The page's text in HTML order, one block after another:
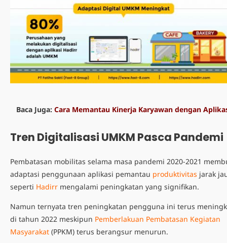
Baca Juga: Cara Memantau Kinerja Karyawan dengan
Tren Digitalisasi UMKM Pasca Pandemi
Pembatasan mobilitas selama masa pandemi 2020-2021
adaptasi penggunaan aplikasi pemantau produktivitas jarak
seperti Hadirr mengalami peningkatan yang signifikan.
Namun ternyata tren peningkatan pengguna ini terus
di tahun 2022 meskipun Pemberlakuan Pembatasan Kegiatan
Masyarakat (PPKM) terus berangsur menurun.